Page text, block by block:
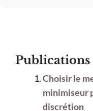
Publications
Choisir le
minimiseur
discrétion